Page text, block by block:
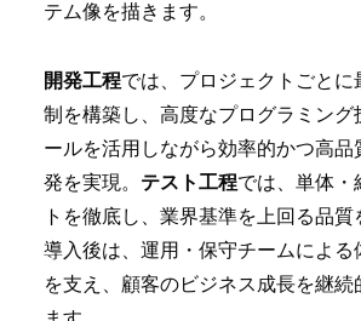
テム像を描きます。
開発工程では、プロジェクトごとに
制を構築し、高度なプログラミング
ールを活用しながら効率的かつ高品
発を実現。 テスト工程では、単体・
トを徹底し、業界基準を上回る品質
導入後は、運用・保守チームによる
を支え、顧客のビジネス成長を継続